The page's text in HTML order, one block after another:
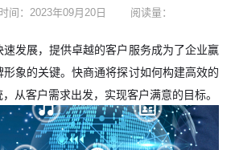
间：2023年09月20日 阅读量：
速发展，提供卓越的客户服务成为了企业赢
象的关键。快商通将探讨如何构建高效的
从客户需求出发，实现客户满意的目标。